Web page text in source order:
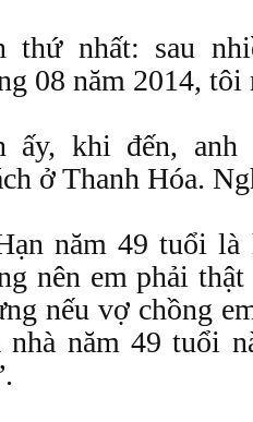
thứ nhất: sau
08 năm 2014, tôi
ấy, khi đến,
ở Thanh Hóa.
năm 49 tuổi là
nên em phải
nếu vợ chồng
nhà năm 49 tuổi